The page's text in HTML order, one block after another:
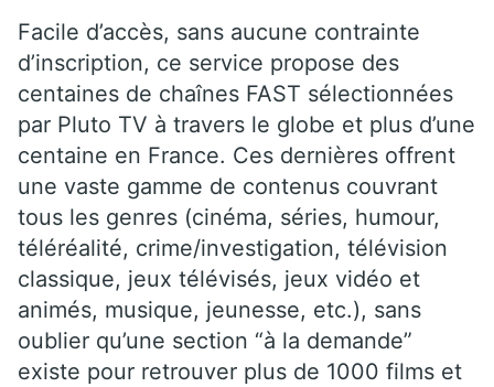
Facile d’accès, sans aucune contrainte
d’inscription, ce service propose des
centaines de chaînes FAST sélectionnées
par Pluto TV à travers le globe et plus d’une
centaine en France. Ces dernières offrent
une vaste gamme de contenus couvrant
tous les genres (cinéma, séries, humour,
téléréalité, crime/investigation, télévision
classique, jeux télévisés, jeux vidéo et
animés, musique, jeunesse, etc.), sans
oublier qu’une section “à la demande”
existe pour retrouver plus de 1000 films et